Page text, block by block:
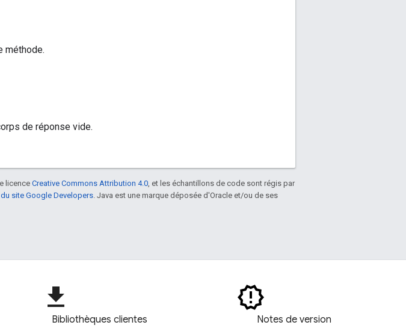
méthode.
de réponse vide.
licence Creative Commons Attribution 4.0 , et les échantillons de code sont régis par
site Google Developers . Java est une marque déposée d'Oracle et/ou de ses
file_download
Bibliothèques clientes Notes de version